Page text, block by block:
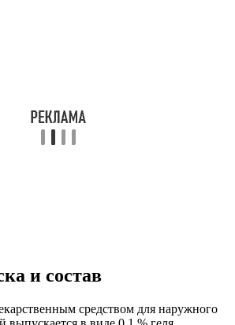
и состав
средством для наружного